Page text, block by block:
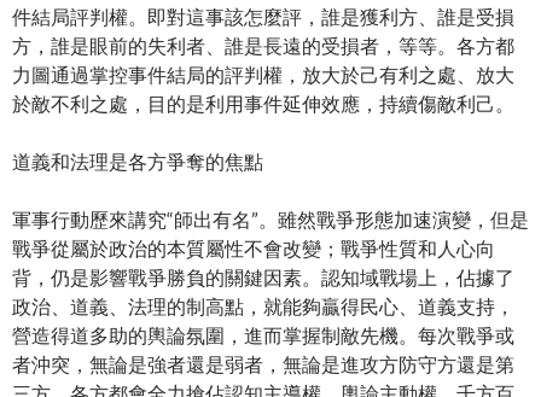
件結局評判權。即對這事該怎麼評，誰是獲利方、誰是受損
方，誰是眼前的失利者、誰是長遠的受損者，等等。各方都
力圖通過掌控事件結局的評判權，放大於己有利之處、放大
於敵不利之處，目的是利用事件延伸效應，持續傷敵利己。
道義和法理是各方爭奪的焦點
軍事行動歷來講究“師出有名”。雖然戰爭形態加速演變，但是
戰爭從屬於政治的本質屬性不會改變；戰爭性質和人心向
背，仍是影響戰爭勝負的關鍵因素。認知域戰場上，佔據了
政治、道義、法理的制高點，就能夠贏得民心、道義支持，
營造得道多助的輿論氛圍，進而掌握制敵先機。每次戰爭或
者沖突，無論是強者還是弱者，無論是進攻方防守方還是第